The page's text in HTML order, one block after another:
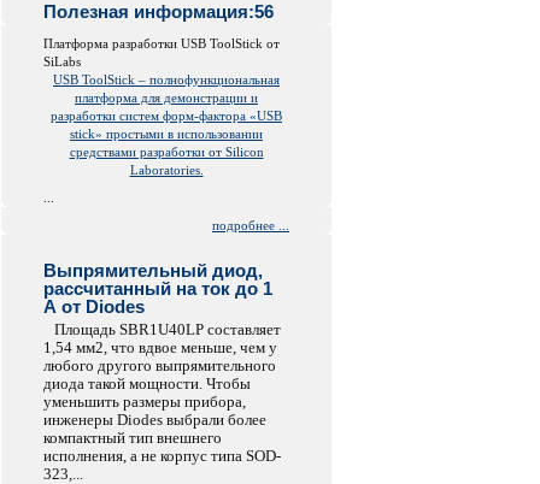
Полезная информация:56
Платформа разработки USB ToolStick от
SiLabs
USB ToolStick – полнофункциональная
платформа для демонстрации и
разработки систем форм-фактора «USB
stick» простыми в использовании
средствами разработки от Silicon
Laboratories.
подробнее ...
Выпрямительный диод,
рассчитанный на ток до 1
А от Diodes
Площадь SBR1U40LP составляет
1,54 мм2, что вдвое меньше, чем у
любого другого выпрямительного
диода такой мощности. Чтобы
уменьшить размеры прибора,
инженеры Diodes выбрали более
компактный тип внешнего
исполнения, а не корпус типа SOD-
323,...